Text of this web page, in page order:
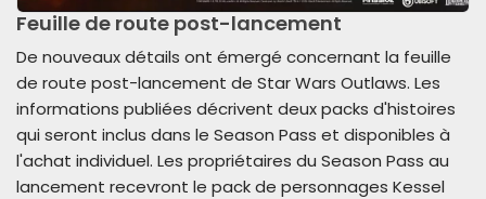
Feuille de route post-lancement
De nouveaux détails ont émergé concernant la feuille
de route post-lancement de Star Wars Outlaws. Les
informations publiées décrivent deux packs d'histoires
qui seront inclus dans le Season Pass et disponibles à
l'achat individuel. Les propriétaires du Season Pass au
lancement recevront le pack de personnages Kessel